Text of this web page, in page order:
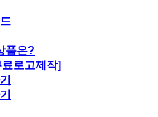
품은?
로고제작]